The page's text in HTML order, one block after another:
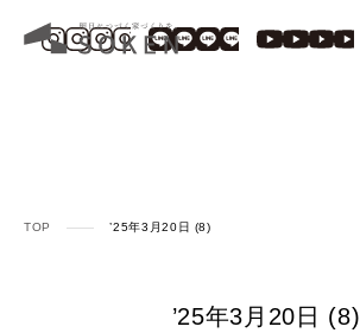
TOP ’25年3月20日 (8)
’25年3月20日 (8)